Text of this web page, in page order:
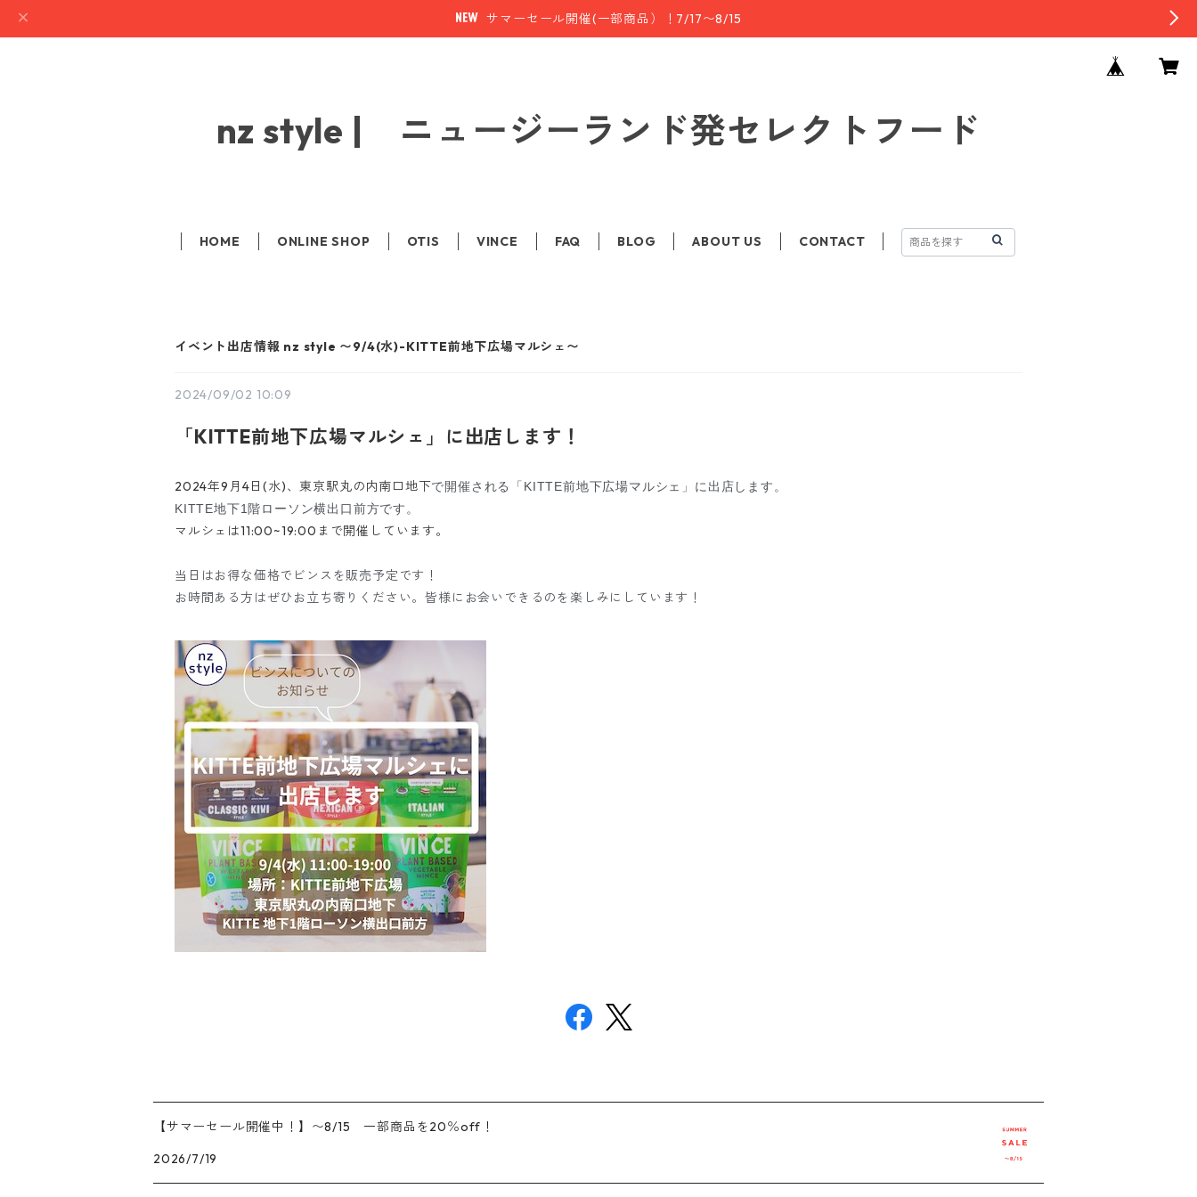
サマーセール開催(一部商品）！7/17〜8/15
nz style | ニュージーランド発セレクトフード
HOME ONLINE SHOP OTIS VINCE FAQ BLOG ABOUT US CONTACT
イベント出店情報 nz style 〜9/4(水)-KITTE前地下広場マルシェ〜
2024/09/02 10:09
「KITTE前地下広場マルシェ」に出店します！
2024年9月4日(水)、東京駅丸の内南口地下で開催される「KITTE前地下広場マルシェ」に出店します。
KITTE地下1階ローソン横出口前方です。
マルシェは11:00~19:00まで開催しています。
当日はお得な価格でビンスを販売予定です！
お時間ある方はぜひお立ち寄りください。皆様にお会いできるのを楽しみにしています！
【サマーセール開催中！】〜8/15 一部商品を20％off！
2026/7/19